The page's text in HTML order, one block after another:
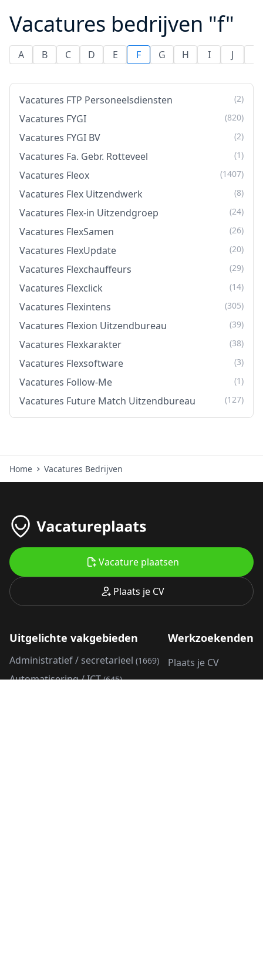
Vacatures bedrijven "f"
A B C D E F G H I J
Vacatures FTP Personeelsdiensten (2)
Vacatures FYGI (820)
Vacatures FYGI BV (2)
Vacatures Fa. Gebr. Rotteveel (1)
Vacatures Fleox (1407)
Vacatures Flex Uitzendwerk (8)
Vacatures Flex-in Uitzendgroep (24)
Vacatures FlexSamen (26)
Vacatures FlexUpdate (20)
Vacatures Flexchauffeurs (29)
Vacatures Flexclick (14)
Vacatures Flexintens (305)
Vacatures Flexion Uitzendbureau (39)
Vacatures Flexkarakter (38)
Vacatures Flexsoftware (3)
Vacatures Follow-Me (1)
Vacatures Future Match Uitzendbureau (127)
Home Vacatures Bedrijven
Plaats je CV
Vacature plaatsen
Uitgelichte vakgebieden
Administratief / secretarieel (1669)
Automatisering / ICT(645)
Werkzoekenden
Plaats je CV